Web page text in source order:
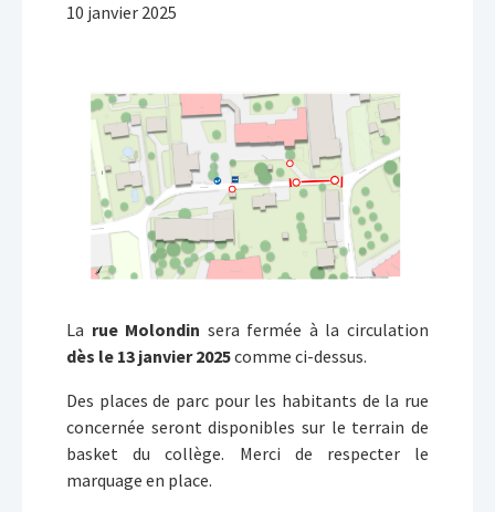
10 janvier 2025
La rue Molondin sera fermée à la circulation
dès le 13 janvier 2025comme ci-dessus.
Des places de parc pour les habitants de la rue
concernée seront disponibles sur le terrain de
basket du collège. Merci de respecter le
marquage en place.